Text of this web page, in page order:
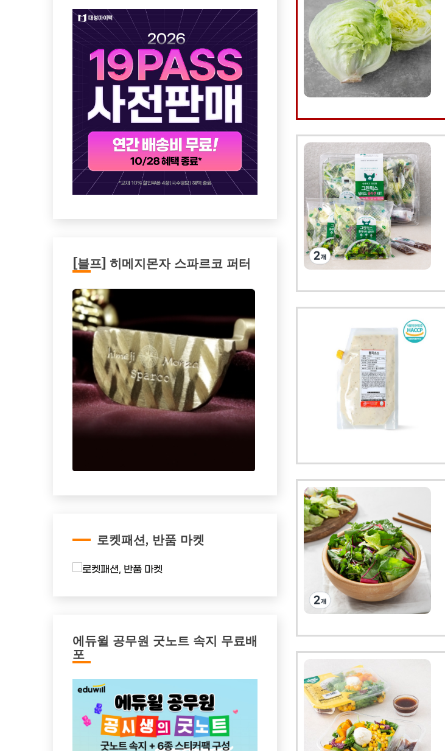
[블프] 히메지몬자 스파르코 퍼터
로켓패션, 반품 마켓
에듀윌 공무원 굿노트 속지 무료배
포